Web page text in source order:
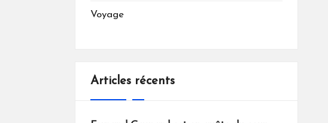
Voyage
Articles récents